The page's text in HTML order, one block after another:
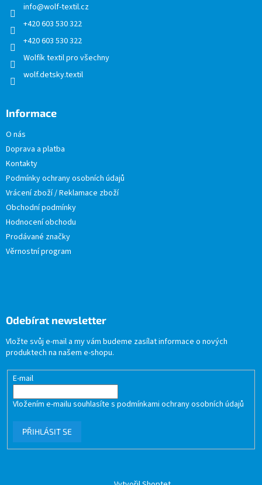
info@wolf-textil.cz
+420 603 530 322
+420 603 530 322
Wolfík textil pro všechny
wolf.detsky.textil
Informace
O nás
Doprava a platba
Kontakty
Podmínky ochrany osobních údajů
Vrácení zboží / Reklamace zboží
Obchodní podmínky
Hodnocení obchodu
Prodávané značky
Věrnostní program
Odebírat newsletter
Vložte svůj e-mail a my vám budeme zasílat informace o nových
produktech na našem e-shopu.
E-mail
Vložením e-mailu souhlasíte s podmínkami ochrany osobních údajů
PŘIHLÁSIT SE